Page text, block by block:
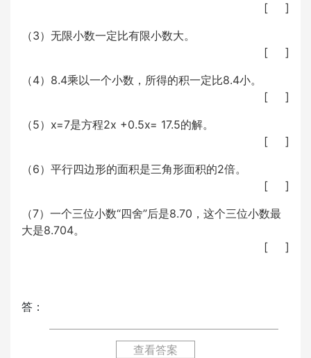
[ ]
（3）无限小数一定比有限小数大。
[ ]
（4）8.4乘以一个小数，所得的积一定比8.4小。
[ ]
（5）x=7是方程2x +0.5x= 17.5的解。
[ ]
（6）平行四边形的面积是三角形面积的2倍。
[ ]
（7）一个三位小数“四舍”后是8.70，这个三位小数最
大是8.704。
[ ]
答：
查看答案